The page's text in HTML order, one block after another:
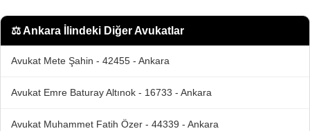
⚖️Ankara İlindeki Diğer Avukatlar
Avukat Mete Şahin - 42455 - Ankara
Avukat Emre Baturay Altınok - 16733 - Ankara
Avukat Muhammet Fatih Özer - 44339 - Ankara